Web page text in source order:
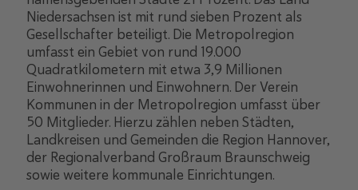
Niedersachsen ist mit rund sieben Prozent als
Gesellschafter beteiligt. Die Metropolregion
umfasst ein Gebiet von rund 19.000
Quadratkilometern mit etwa 3,9 Millionen
Einwohnerinnen und Einwohnern. Der Verein
Kommunen in der Metropolregion umfasst über
50 Mitglieder. Hierzu zählen neben Städten,
Landkreisen und Gemeinden die Region Hannover,
der Regionalverband Großraum Braunschweig
sowie weitere kommunale Einrichtungen.